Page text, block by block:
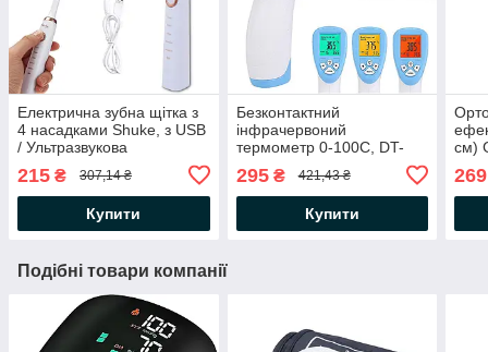
Електрична зубна щітка з
4 насадками Shuke, з USB
/ Ультразвукова
акумуляторна щітка для
зубів
215 ₴ 307,14 ₴
Купити
Безконтактний
інфрачервоний
термометр 0-100C, DT-
градусник з дисплеєм /
Пірометр
295₴ 421,43 ₴
Купити
см)
Подібні товари компанії